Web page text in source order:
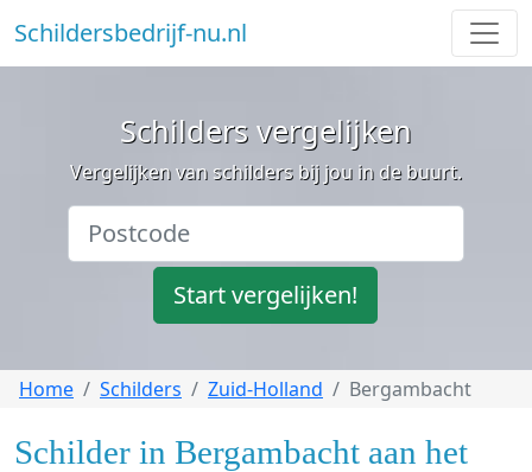
Schildersbedrijf-nu.nl
Schilders vergelijken
Vergelijken van schilders bij jou in de buurt.
Start vergelijken!
Home Schilders Zuid-Holland Bergambacht
Schilder in Bergambacht aan het